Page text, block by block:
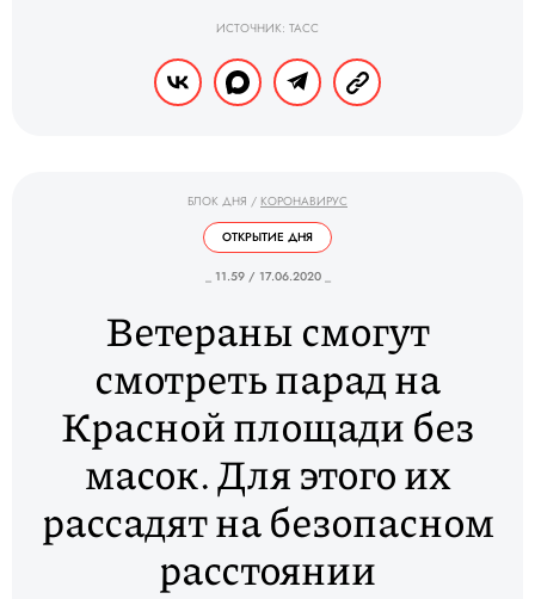
ИСТОЧНИК: ТАСС
БЛОК ДНЯ / КОРОНАВИРУС
ОТКРЫТИЕ ДНЯ
_ 11.59 / 17.06.2020 _
Ветераны смогут
смотреть парад на
Красной площади без
масок. Для этого их
рассадят на безопасном
расстоянии